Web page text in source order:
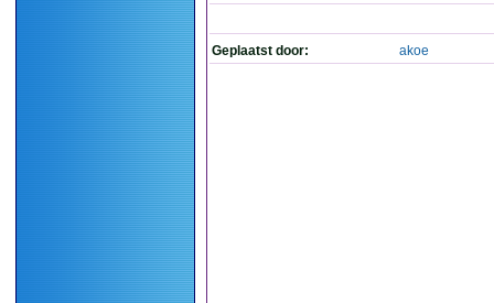
Geplaatst door: akoe